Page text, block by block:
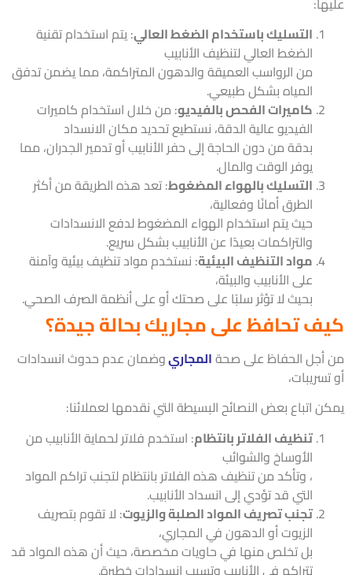
التسليك باستخدام الضغط العالي: يتم استخدام تقنية
الضغط العالي لتنظيف الأنابيب
من الرواسب العميقة والدهون المتراكمة، مما يضمن تدفق
المياه بشكل طبيعي.
كاميرات الفحص بالفيديو: من خلال استخدام كاميرات
الفيديو عالية الدقة، نستطيع تحديد مكان الانسداد
بدقة من دون الحاجة إلى حفر الأنابيب أو تدمير الجدران، مما
يوفر الوقت والمال.
التسليك بالهواء المضغوط: تعد هذه الطريقة من أكثر
الطرق أمانًا وفعالية،
حيث يتم استخدام الهواء المضغوط لدفع الانسدادات
والتراكمات بعيدًا عن الأنابيب بشكل سريع.
مواد التنظيف البيئية: نستخدم مواد تنظيف بيئية وآمنة
على الأنابيب والبيئة،
بحيث لا تؤثر سلبًا على صحتك أو على أنظمة الصرف الصحي.
تحافظ على مجاريك بحالة جيدة؟
الحفاظ على صحةالمجاريوضمان عدم حدوث انسدادات
اتباع بعض النصائح البسيطة التي نقدمها لعملائنا:
تنظيف الفلاتر بانتظام: استخدم فلاتر لحماية الأنابيب من
الأوساخ والشوائب
، وتأكد من تنظيف هذه الفلاتر بانتظام لتجنب تراكم المواد
التي قد تؤدي إلى انسداد الأنابيب.
تجنب تصريف المواد الصلبة والزيوت: لا تقوم بتصريف
الزيوت أو الدهون في المجاري،
بل تخلص منها في حاويات مخصصة، حيث أن هذه المواد قد
تتراكم في الأنابيب وتسبب انسدادات خطيرة.